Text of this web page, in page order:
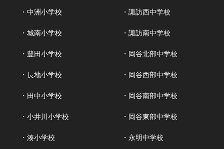
・中洲小学校
・城南小学校
・豊田小学校
・長地小学校
・田中小学校
・小井川小学校
・湊小学校
・諏訪西中学校
・諏訪南中学校
・岡谷北部中学校
・岡谷西部中学校
・岡谷南部中学校
・岡谷東部中学校
・永明中学校